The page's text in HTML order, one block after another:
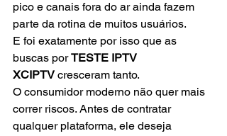
pico e canais fora do ar ainda fazem
parte da rotina de muitos usuários.
E foi exatamente por isso que as
buscas por TESTE IPTV
XCIPTV cresceram tanto.
O consumidor moderno não quer mais
correr riscos. Antes de contratar
qualquer plataforma, ele deseja